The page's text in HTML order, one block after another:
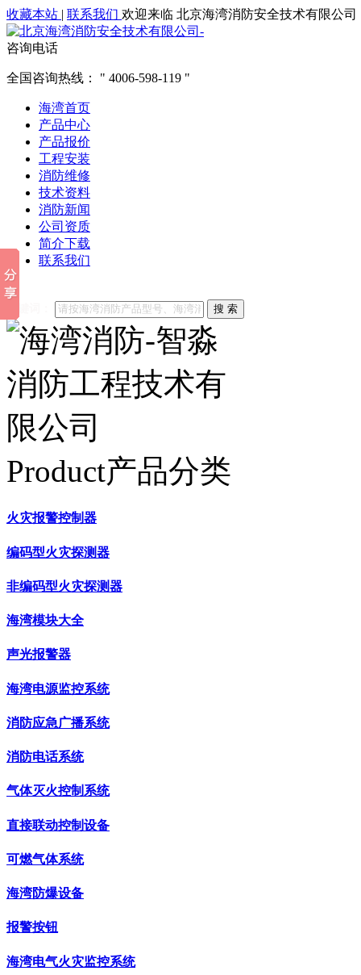
收藏本站 | 联系我们 欢迎来临 北京海湾消防安全技术有限公司
咨询电话
全国咨询热线： 4006-598-119
海湾首页
产品中心
产品报价
工程安装
消防维修
技术资料
消防新闻
公司资质
简介下载
联系我们
他们都在搜索:
搜 索
Product产品分类
火灾报警控制器
编码型火灾探测器
非编码型火灾探测器
海湾模块大全
声光报警器
海湾电源监控系统
消防应急广播系统
消防电话系统
气体灭火控制系统
直接联动控制设备
可燃气体系统
海湾防爆设备
报警按钮
海湾电气火灾监控系统